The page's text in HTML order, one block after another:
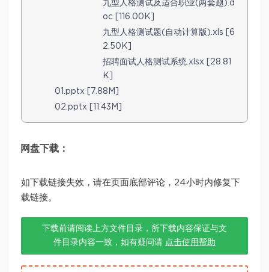
九型人格测试及适合职业(两套题).d
oc [116.00K]
九型人格测试题(自动计算版).xls [6
2.50K]
招聘面试人格测试系统.xlsx [28.81
K]
01.pptx [7.88M]
02.pptx [11.43M]
网盘下载：
如下载链接失效，请在页面底部评论，24小时内修复下
载链接。
下载前请阅读上方文件目录，所下载内容保证与文
件目录内容一致，如有疑问请 点击使用帮助